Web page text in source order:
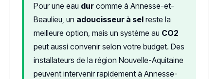
Pour une eau dur comme à Annesse-et-
Beaulieu, un adoucisseur à sel reste la
meilleure option, mais un système au CO2
peut aussi convenir selon votre budget. Des
installateurs de la région Nouvelle-Aquitaine
peuvent intervenir rapidement à Annesse-